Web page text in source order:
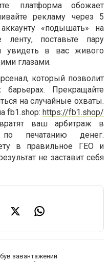
платформа обожает
рекламу через 5
«подышать» на
ленту, поставьте пару
увидеть в вас живого
глазами.
который позволит
Прекращайте
на случайные охваты.
fb1.shop: https://fb1.shop/
ваш арбитраж в
печатанию денег.
в правильное ГЕО и
не заставит себя
завантажений